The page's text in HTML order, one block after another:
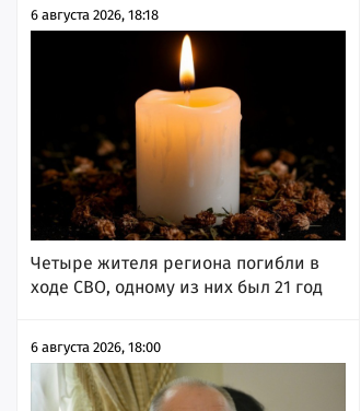
6 августа 2026, 18:18
Четыре жителя региона погибли в
ходе СВО, одному из них был 21 год
6 августа 2026, 18:00